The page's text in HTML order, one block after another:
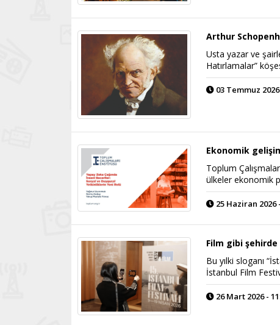
Arthur
Usta yazar ve
Hatırlamalar”
03 Temmuz
Ekonomik
Toplum
ülkeler ekonomik
25 Haziran 2026
Film gibi
Bu yılki sloganı
İstanbul Film
26 Mart 2026 -